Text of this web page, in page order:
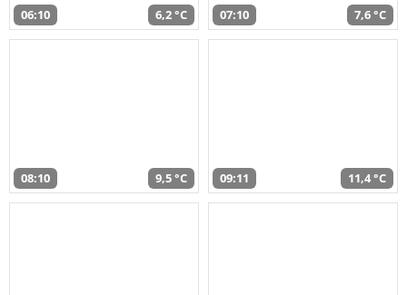
06:10 6,2 °C 07:10 7,6 °C
08:10 9,5 °C 09:11 11,4 °C